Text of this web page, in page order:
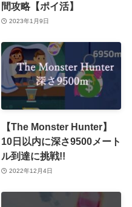
間攻略【ポイ活】
2023年1月9日
【The Monster Hunter】
10日以内に深さ9500メート
ル到達に挑戦!!
2022年12月4日